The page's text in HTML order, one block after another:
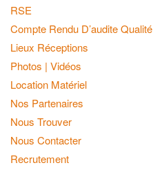
RSE
Compte Rendu D’audite Qualité
Lieux Réceptions
Photos | Vidéos
Location Matériel
Nos Partenaires
Nous Trouver
Nous Contacter
Recrutement